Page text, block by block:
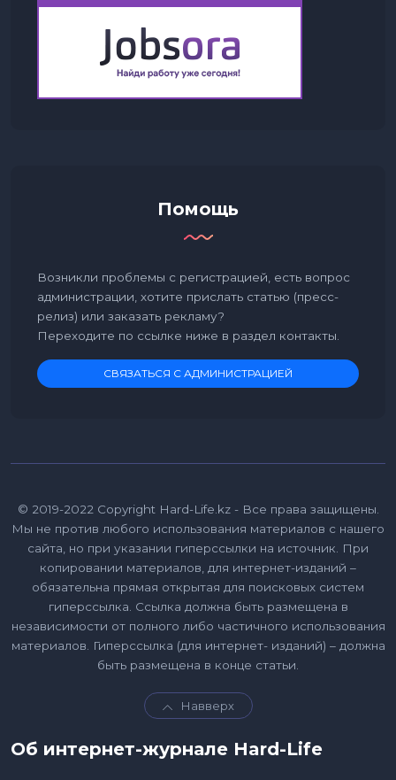
Помощь
Возникли проблемы с регистрацией, есть вопрос
администрации, хотите прислать статью (пресс-
релиз) или заказать рекламу?
Переходите по ссылке ниже в раздел контакты.
СВЯЗАТЬСЯ С АДМИНИСТРАЦИЕЙ
© 2019-2022 Copyright Hard-Life.kz - Все права защищены.
Мы не против любого использования материалов с нашего
сайта, но при указании гиперссылки на источник. При
копировании материалов, для интернет-изданий –
обязательна прямая открытая для поисковых систем
гиперссылка. Ссылка должна быть размещена в
независимости от полного либо частичного использования
материалов. Гиперссылка (для интернет- изданий) – должна
быть размещена в конце статьи.
Навверх
Об интернет-журнале Hard-Life